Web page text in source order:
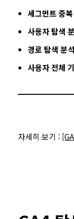
세그먼트 중
사용자 탐색
경로 탐색 분석
사용자 전체
자세히 보기 :